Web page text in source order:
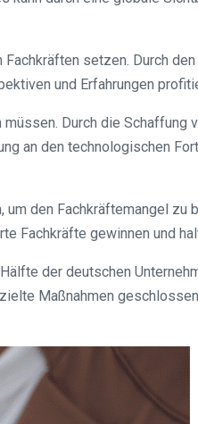
setzen. Durch
und Erfahrungen
Durch die
an den technologischen
den Fachkräftemangel zu
Fachkräfte gewinnen und
der deutschen
Maßnahmen